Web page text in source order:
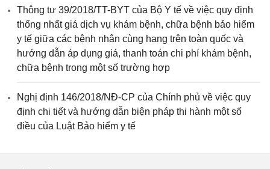
Thông tư 39/2018/TT-BYT của Bộ Y tế về việc quy định
thống nhất giá dịch vụ khám bệnh, chữa bệnh bảo hiểm
y tế giữa các bệnh nhân cùng hạng trên toàn quốc và
hướng dẫn áp dụng giá, thanh toán chi phí khám bệnh,
chữa bệnh trong một số trường hợp
Nghị định 146/2018/NĐ-CP của Chính phủ về việc quy
định chi tiết và hướng dẫn biện pháp thi hành một số
điều của Luật Bảo hiểm y tế